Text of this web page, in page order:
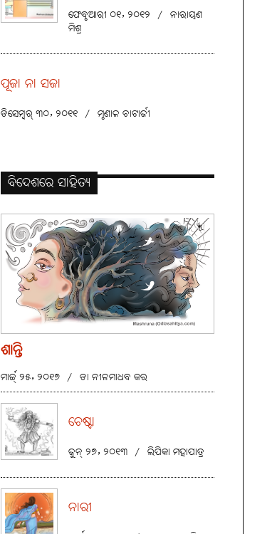
ଫେବୃଆରୀ ୦୧, ୨୦୧୨ / ନାରାୟଣ
ମିଶ୍ର
ପୂଜା ନା ସଜା
ଡିସେମ୍ବର୍ ୩୦, ୨୦୧୧ / ମୃଣାଳ ଚାଟାର୍ଜୀ
ବିଦେଶରେ ସାହିତ୍ୟ
ଶାନ୍ତି
ମାର୍ଚ୍ଚ୍ ୨୫, ୨୦୧୭ / ଡା ନୀଳମାଧବ କର
ଚେଷ୍ଟା
ଜୁନ୍ ୨୭, ୨୦୧୩ / ଲିପିକା ମହାପାତ୍ର
ନାରୀ